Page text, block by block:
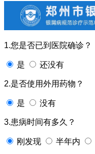
1.您是否已到医院确诊？
是 还没有
2.是否使用外用药物？
是 没有
3.患病时间有多久？
刚发现 半年内